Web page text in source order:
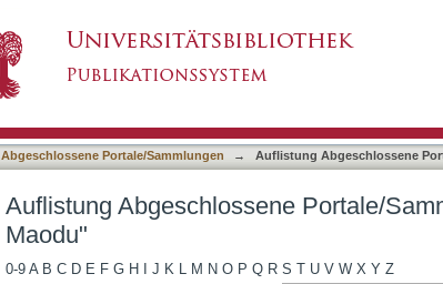
Abgeschlossene Portale/Sammlungen → Auflistung Abgeschlossene
Auflistung Abgeschlossene Portale/
Maodu"
0-9 A B C D E F G H J K L M N O P Q R S T U V W X Y Z